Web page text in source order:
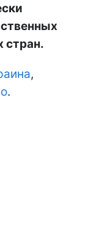
стран.
,
.